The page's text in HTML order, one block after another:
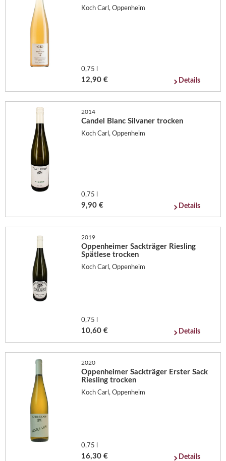
Koch Carl, Oppenheim
0,75 l
12,90 € Details
2014
Candel Blanc Silvaner trocken
Koch Carl, Oppenheim
0,75 l
9,90 € Details
2019
Oppenheimer Sackträger Riesling
Spätlese trocken
Koch Carl, Oppenheim
0,75 l
10,60 € Details
2020
Oppenheimer Sackträger Erster Sack
Riesling trocken
Koch Carl, Oppenheim
0,75 l
16,30 € Details